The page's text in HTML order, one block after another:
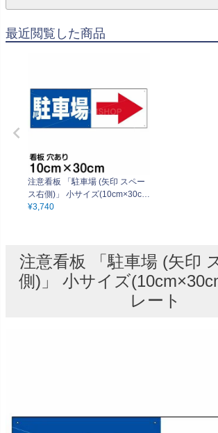
最近閲覧した商品
注意看板 「駐車場 (矢印 スペー
ス右側)」 小サイズ(10cm×30c
m) 案内 プレート
¥3,740
注意看板 「駐車場 (矢印
側)」 小サイズ
レート